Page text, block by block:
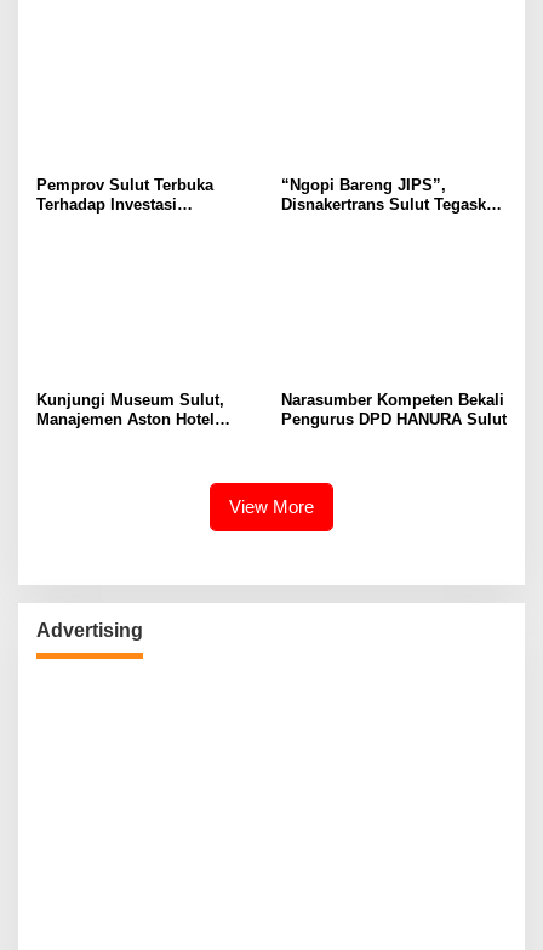
Pemprov Sulut Terbuka
Terhadap Investasi
“Ngopi Bareng JIPS”,
Disnakertrans Sulut Tegaskan
Kunjungi Museum Sulut,
Manajemen Aston Hotel
Narasumber Kompeten Bekali
Pengurus DPD HANURA Sulut
View More
Advertising